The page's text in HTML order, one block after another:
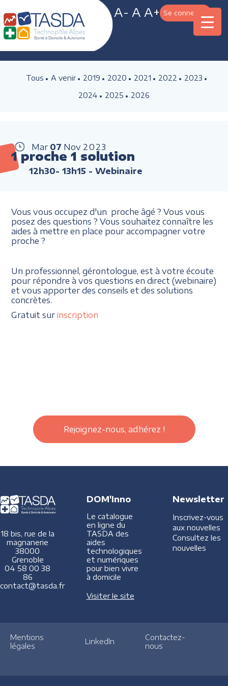
A- A A+ Se connecter
Tous A venir 2019 2020 2021 2022
2023
2024
2025 2026
Mar 07 Nov 2023
1 proche 1 solution
12h30- 13h15 - Webinaire
Vous vous occupez d'un proche âgé ? Vous vous
posez des questions ? Vous souhaitez connaître les
aides à mettre en place pour accompagner votre
proche ?
Un professionnel, gérontologue, est à votre écoute
pour répondre à vos questions en direct (webinaire)
et vous apporter des conseils et des solutions
concrètes.
Gratuit surinscription
Rejoignez-nous, adhérez !
18 bis, rue de la
magnanerie
38000
Grenoble
04 58 00 38
86
contact@tasda.fr
DOM'Inno
Le catalogue
en ligne du
TASDA des
aides
technologiques
et numériques
pour bien vivre
à domicile
Visiter le site
Newsletter
Inscrivez-vous
aux nouvelles
Consultez les
nouvelles
Mentions
légales
LinkedIn
Contactez-
nous